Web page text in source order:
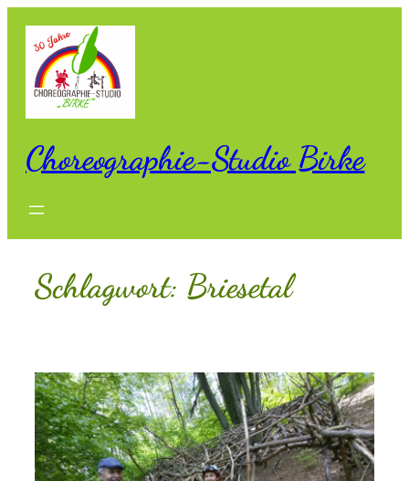
Inhalt
springen
Choreographie-Studio Birke
Schlagwort: Briesetal